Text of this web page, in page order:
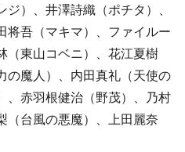
）、井澤詩織（ポチタ）、
将吾（マキマ）、ファイルー
（東山コベニ）、花江夏樹
の魔人）、内田真礼（天使の
、赤羽根健治（野茂）、乃村
（台風の悪魔）、上田麗奈